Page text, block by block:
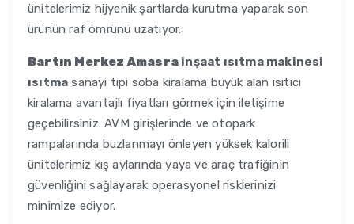
ünitelerimiz hijyenik şartlarda kurutma yaparak son
ürünün raf ömrünü uzatıyor.
Bartın Merkez Amasra inşaat ısıtma makinesi
ısıtma sanayi tipi soba kiralama büyük alan ısıtıcı
kiralama avantajlı fiyatları görmek için iletişime
geçebilirsiniz. AVM girişlerinde ve otopark
rampalarında buzlanmayı önleyen yüksek kalorili
ünitelerimiz kış aylarında yaya ve araç trafiğinin
güvenliğini sağlayarak operasyonel risklerinizi
minimize ediyor.